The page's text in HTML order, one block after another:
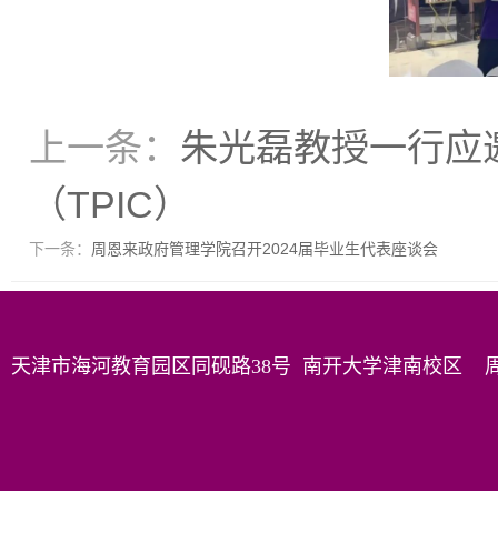
上一条： 朱光磊教授一行
（TPIC）
下一条： 周恩来政府管理学院召开2024届毕业生代表座谈会
天津市海河教育园区同砚路38号 南开大学津南校区